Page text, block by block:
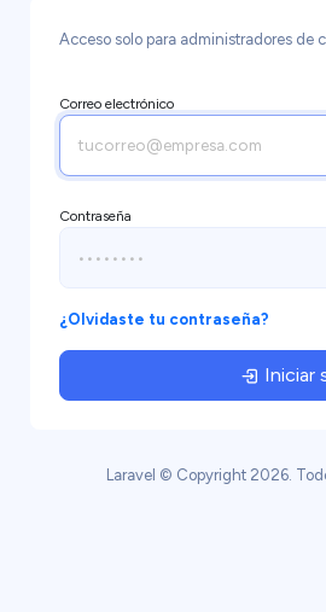
Acceso solo para administradores de
Correo electrónico
Contraseña
¿Olvidaste tu contraseña?
Iniciar
Laravel © Copyright 2026.